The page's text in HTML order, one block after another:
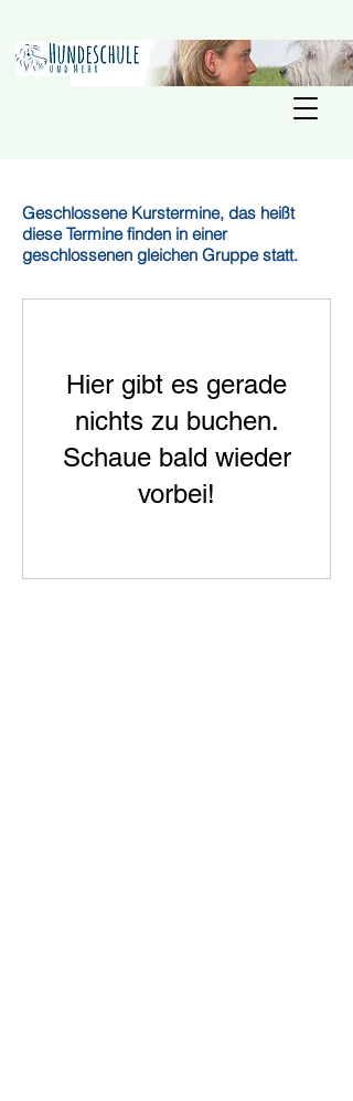
Geschlossene Kurstermine, das heißt
diese Termine finden in einer
geschlossenen gleichen Gruppe statt.
Hier gibt es gerade
nichts zu buchen.
Schaue bald wieder
vorbei!